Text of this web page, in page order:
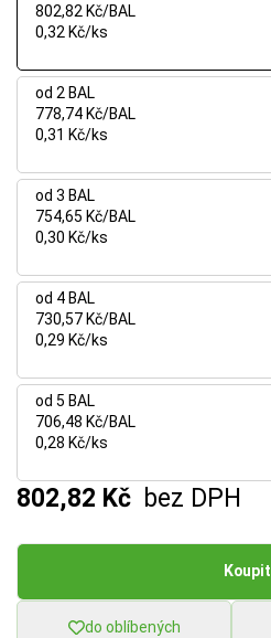
802,82 Kč/BAL
0,32 Kč/ks
od 2 BAL
778,74 Kč/BAL
0,31 Kč/ks
od 3 BAL
754,65 Kč/BAL
0,30 Kč/ks
od 4 BAL
730,57 Kč/BAL
0,29 Kč/ks
od 5 BAL
706,48 Kč/BAL
0,28 Kč/ks
802,82 Kč bez DPH
Koupit
do oblíbených